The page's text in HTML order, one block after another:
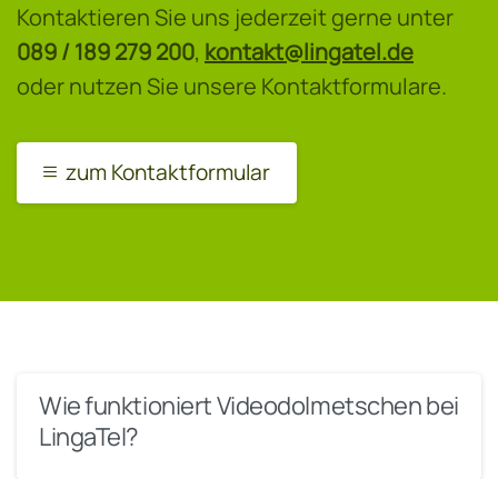
Kontaktieren Sie uns jederzeit gerne unter
089 / 189 279 200, kontakt@lingatel.de
oder nutzen Sie unsere Kontaktformulare.
zum Kontaktformular
Wie funktioniert Videodolmetschen bei
LingaTel?